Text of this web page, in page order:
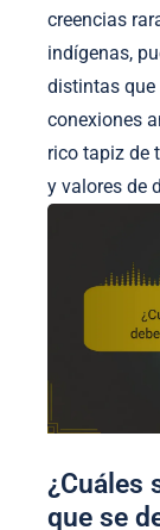
creencias
indígenas,
distintas
conexiones
rico tapiz de
y valores de
¿Cuáles
que se